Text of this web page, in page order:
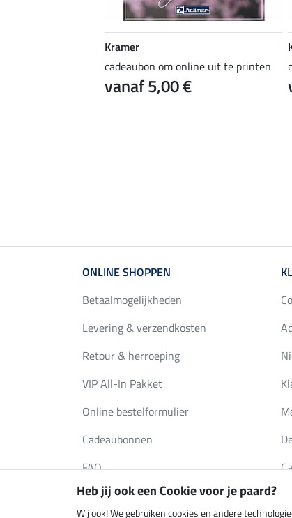
Kramer
cadeaubon om online uit te printen
vanaf 5,00 €
ONLINE SHOPPEN
Betaalmogelijkheden
Levering & verzendkosten
Retour & herroeping
VIP All-In Pakket
Online bestelformulier
Cadeaubonnen
FAQ
Heb jij ook een Cookie voor je paard?
Wij ook! We gebruiken cookies en andere